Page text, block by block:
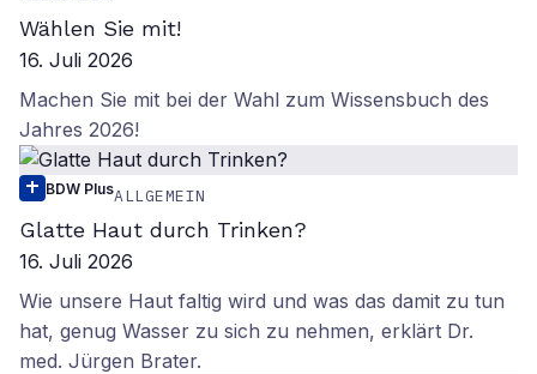
Wählen Sie mit!
16. Juli 2026
Machen Sie mit bei der Wahl zum Wissensbuch des
Jahres 2026!
BDW PlusALLGEMEIN
Glatte Haut durch Trinken?
16. Juli 2026
Wie unsere Haut faltig wird und was das damit zu tun
hat, genug Wasser zu sich zu nehmen, erklärt Dr.
med. Jürgen Brater.